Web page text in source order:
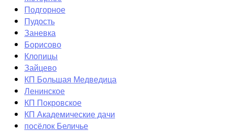
Подгорное
Пудость
Заневка
Борисово
Клопицы
Зайцево
КП Большая Медведица
Ленинское
КП Покровское
КП Академические дачи
посёлок Беличье